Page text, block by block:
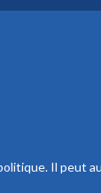
Il peut